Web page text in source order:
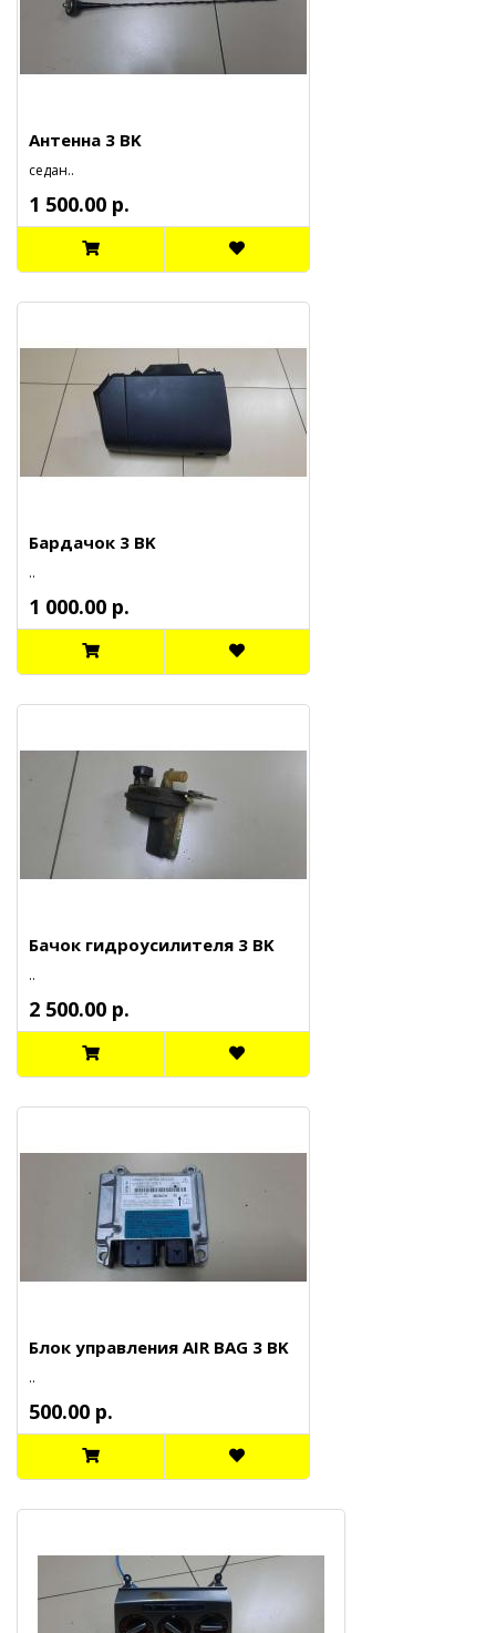
Антенна 3 BK
седан..
1 500.00 р.
Бардачок 3 BK
..
1 000.00 р.
Бачок гидроусилителя 3 BK
..
2 500.00 р.
Блок управления AIR BAG 3 BK
..
500.00 р.